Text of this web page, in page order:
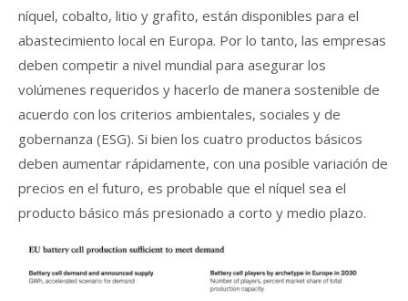
níquel, cobalto, litio y grafito, están disponibles para el
abastecimiento local en Europa. Por lo tanto, las empresas
deben competir a nivel mundial para asegurar los
volúmenes requeridos y hacerlo de manera sostenible de
acuerdo con los criterios ambientales, sociales y de
gobernanza (ESG). Si bien los cuatro productos básicos
deben aumentar rápidamente, con una posible variación de
precios en el futuro, es probable que el níquel sea el
producto básico más presionado a corto y medio plazo.